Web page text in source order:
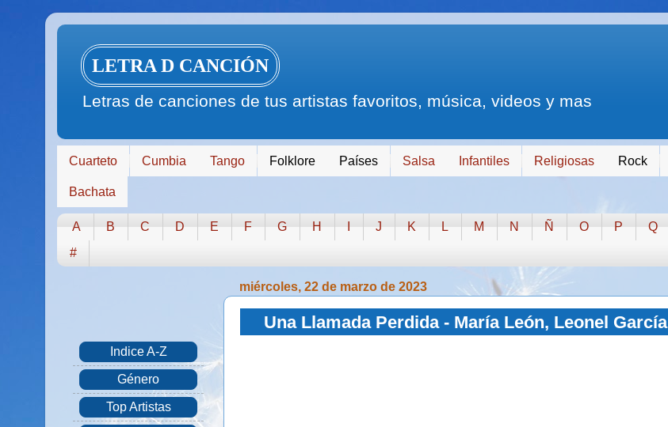
LETRA D CANCIÓN
Letras de canciones de tus artistas favoritos, música, videos y mas
Cuarteto Cumbia Tango Folklore Países Salsa Infantiles Religiosas Rock
Bachata
A B C D E F G H J K L M N Ñ O P Q
#
miércoles, 22 de marzo de 2023
Una Llamada Perdida - María León, Leonel García
Indice A-Z
Género
Top Artistas